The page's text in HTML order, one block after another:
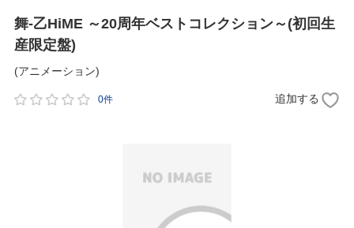
舞-乙HiME ～20周年ベストコレクション～(初回生
産限定盤)
(アニメーション)
0件 追加する